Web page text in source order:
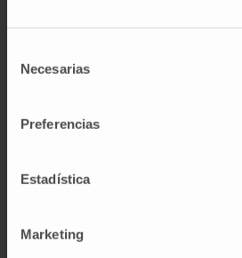
Necesarias
Preferencias
Estadística
Marketing
Medicamentos
Leia mais sobre este ensaio clínico